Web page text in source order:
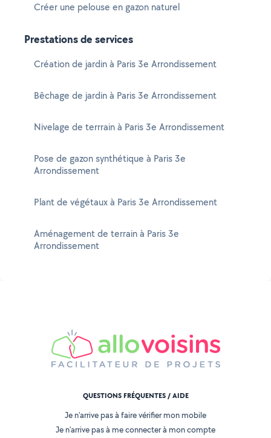
Créer une pelouse en gazon naturel
Prestations de services
Création de jardin à Paris 3e Arrondissement
Bêchage de jardin à Paris 3e Arrondissement
Nivelage de terrrain à Paris 3e Arrondissement
Pose de gazon synthétique à Paris 3e
Arrondissement
Plant de végétaux à Paris 3e Arrondissement
Aménagement de terrain à Paris 3e
Arrondissement
QUESTIONS FRÉQUENTES / AIDE
Je n'arrive pas à faire vérifier mon mobile
Je n'arrive pas à me connecter à mon compte